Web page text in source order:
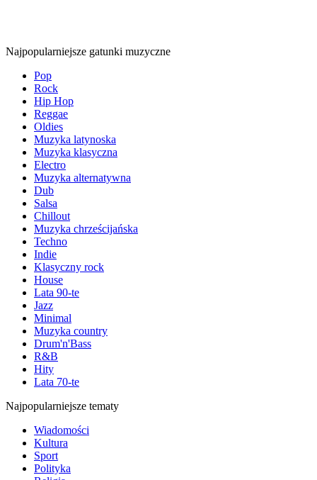
Najpopularniejsze gatunki muzyczne
Pop
Rock
Hip Hop
Reggae
Oldies
Muzyka latynoska
Muzyka klasyczna
Electro
Muzyka alternatywna
Dub
Salsa
Chillout
Muzyka chrześcijańska
Techno
Indie
Klasyczny rock
House
Lata 90-te
Jazz
Minimal
Muzyka country
Drum'n'Bass
R&B
Hity
Lata 70-te
Najpopularniejsze tematy
Wiadomości
Kultura
Sport
Polityka